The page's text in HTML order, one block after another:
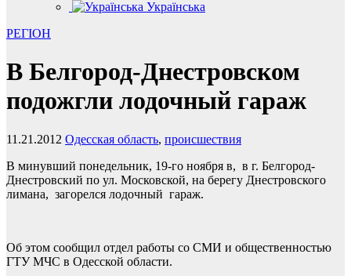
Українська
РЕГІОН
В Белгород-Днестровском
подожгли лодочный гараж
11.21.2012 Одесская область, происшествия
В минувший понедельник, 19-го ноября в, в г. Белгород-
Днестровский по ул. Московской, на берегу Днестровского
лимана, загорелся лодочный гараж.
Об этом сообщил отдел работы со СМИ и общественностью
ГТУ МЧС в Одесской области.